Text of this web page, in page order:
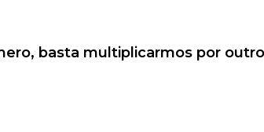
basta multiplicarmos por